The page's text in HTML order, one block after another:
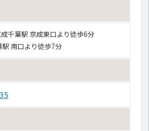
千葉駅 京成東口より徒歩6分
南口より徒歩7分